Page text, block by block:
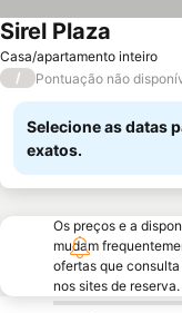
Casa/apartamento inteiro
Sirel Plaza
/ Pontuação não
Selecione as datas
exatos.
Os preços e a
mudam
ofertas que
nos sites de reserva.